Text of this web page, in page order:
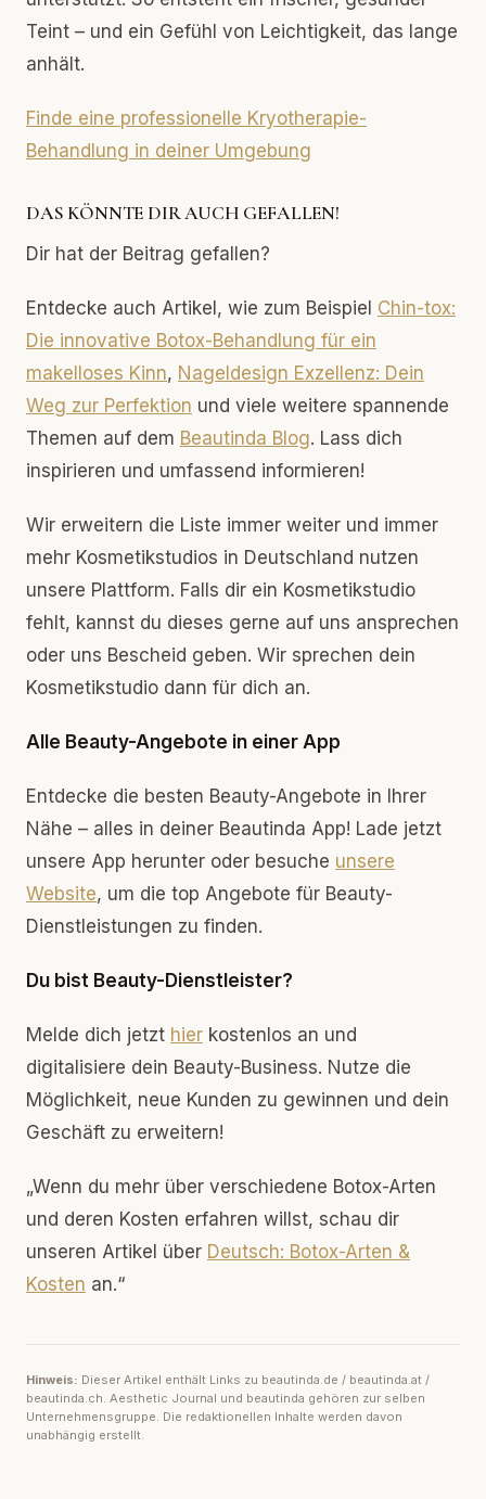
Teint – und ein Gefühl von Leichtigkeit, das lange
anhält.
Finde eine professionelle Kryotherapie-
Behandlung in deiner Umgebung
DAS KÖNNTE DIR AUCH GEFALLEN!
Dir hat der Beitrag gefallen?
Entdecke auch Artikel, wie zum Beispiel Chin-tox:
Die innovative Botox-Behandlung für ein
makelloses Kinn, Nageldesign Exzellenz: Dein
Weg zur Perfektion und viele weitere spannende
Themen auf dem Beautinda Blog. Lass dich
inspirieren und umfassend informieren!
Wir erweitern die Liste immer weiter und immer
mehr Kosmetikstudios in Deutschland nutzen
unsere Plattform. Falls dir ein Kosmetikstudio
fehlt, kannst du dieses gerne auf uns ansprechen
oder uns Bescheid geben. Wir sprechen dein
Kosmetikstudio dann für dich an.
Alle Beauty-Angebote in einer App
Entdecke die besten Beauty-Angebote in Ihrer
Nähe – alles in deiner Beautinda App! Lade jetzt
unsere App herunter oder besuche unsere
Website, um die top Angebote für Beauty-
Dienstleistungen zu finden.
Du bist Beauty-Dienstleister?
Melde dich jetzt hier kostenlos an und
digitalisiere dein Beauty-Business. Nutze die
Möglichkeit, neue Kunden zu gewinnen und dein
Geschäft zu erweitern!
„Wenn du mehr über verschiedene Botox-Arten
und deren Kosten erfahren willst, schau dir
unseren Artikel über Deutsch: Botox-Arten &
Kosten an.“
Hinweis: Dieser Artikel enthält Links zu beautinda.de / beautinda.at /
beautinda.ch. Aesthetic Journal und beautinda gehören zur selben
Unternehmensgruppe. Die redaktionellen Inhalte werden davon
unabhängig erstellt.